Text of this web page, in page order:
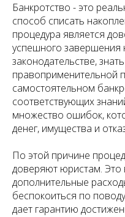
Банкротство - это
способ списать
процедура является
успешного завершения
законодательстве,
правоприменительной
самостоятельном
соответствующих
множество ошибок,
денег, имущества и
По этой причине
доверяют юристам. Это
дополнительные
беспокоиться по
дает гарантию